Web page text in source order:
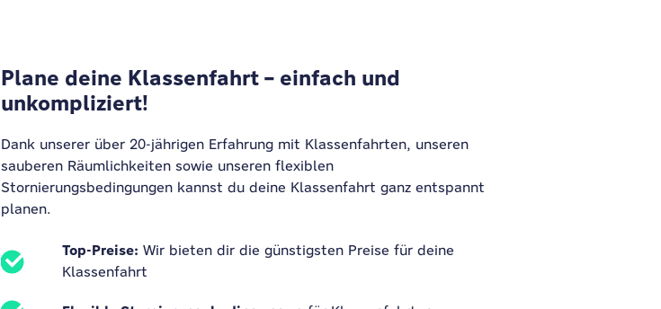
Plane deine Klassenfahrt – einfach und
unkompliziert!
Dank unserer über 20-jährigen Erfahrung mit Klassenfahrten, unseren
sauberen Räumlichkeiten sowie unseren flexiblen
Stornierungsbedingungen kannst du deine Klassenfahrt ganz entspannt
planen.
Top-Preise: Wir bieten dir die günstigsten Preise für deine
Klassenfahrt